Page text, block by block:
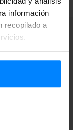
información
recopilado a
tu